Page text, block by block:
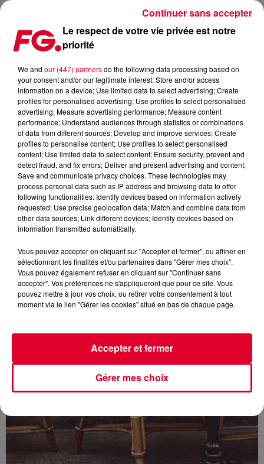
PARIS : LES RESTAURANTS VONT DEVOIR PAYER POUR ROUVRIR LEURS
Publié : 27 avril 2021 à 15h09 par Jean-Baptiste Blandin
Le respect de votre vie privée est notre
priorité
We and our (447) partnersdo the following data processing based on
your consent and/or our legitimate interest: Store and/or access
information on a device; Use limited data to select advertising; Create
profiles for personalised advertising; Use profiles to select personalised
advertising; Measure advertising performance; Measure content
performance; Understand audiences through statistics or combinations
of data from different sources; Develop and improve services; Create
profiles to personalise content; Use profiles to select personalised
content; Use limited data to select content; Ensure security, prevent and
detect fraud, and fix errors; Deliver and present advertising and content;
Save and communicate privacy choices. These technologies may
process personal data such as IP address and browsing data to offer
following functionalities: Identify devices based on information actively
requested; Use precise geolocation data; Match and combine data from
other data sources; Link different devices; Identify devices based on
information transmitted automatically.
Vous pouvez accepter en cliquant sur "Accepter et fermer", ou affiner en
sélectionnant les finalités et/ou partenaires dans "Gérer mes choix".
Vous pouvez également refuser en cliquant sur "Continuer sans
accepter". Vos préférences ne s'appliqueront que pour ce site. Vous
pouvez mettre à jour vos choix, ou retirer votre consentement à tout
moment via le lien "Gérer les cookies" situé en bas de chaque page.
Gérer mes choix
Accepter et fermer
Continuer sans accepter